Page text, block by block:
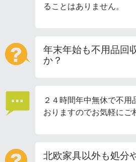
ることはありません。
年末年始も不用品回
か？
２４時間年中無休で不用
おりますのでお気軽にご
北欧家具以外も処分